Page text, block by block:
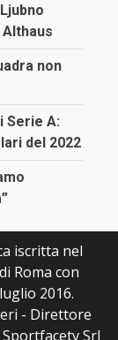
non
Serie A:
del 2022
iscritta nel
Roma con
2016.
- Direttore
Srl